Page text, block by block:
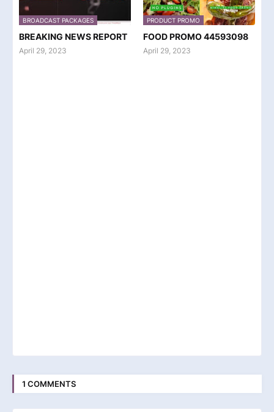
BROADCAST PACKAGES
BREAKING NEWS REPORT
April 29, 2023
PRODUCT PROMO
FOOD PROMO 44593098
April 29, 2023
1 COMMENTS